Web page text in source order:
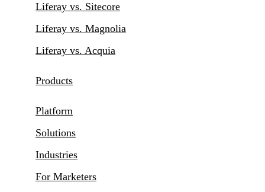
Liferay vs. Sitecore
Liferay vs. Magnolia
Liferay vs. Acquia
Products
Platform
Solutions
Industries
For Marketers